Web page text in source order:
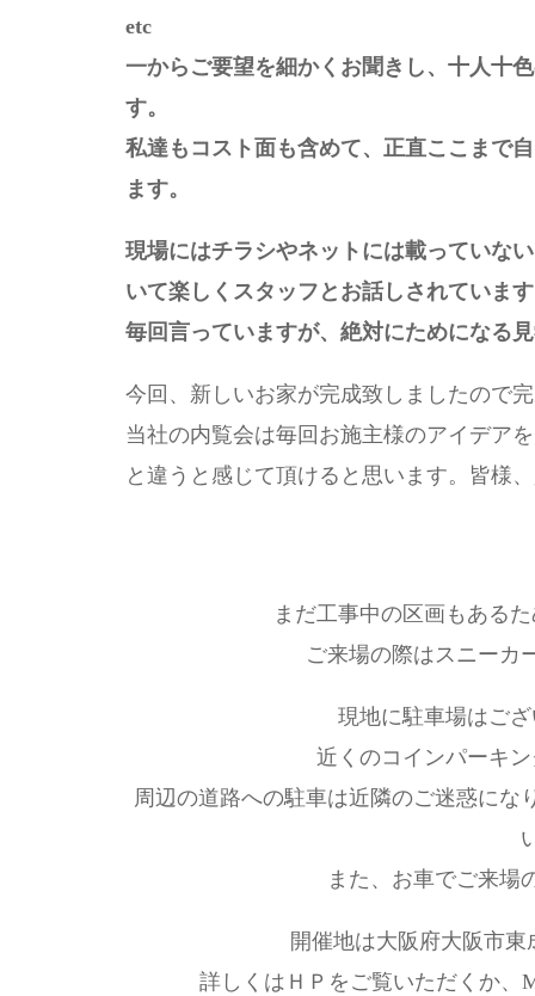
etc
一からご要望を細かくお聞きし、十人十
す。
私達もコスト面も含めて、正直ここまで
ます。
現場にはチラシやネットには載っていな
いて楽しくスタッフとお話しされていま
毎回言っていますが、絶対にためになる
今回、新しいお家が完成致しましたので
当社の内覧会は毎回お施主様のアイデア
と違うと感じて頂けると思います。皆様
まだ工事中の区画もある
ご来場の際はスニーカ
現地に駐車場はご
近くのコインパーキ
周辺の道路への駐車は近隣のご迷惑に
また、お車でご来場
開催地は大阪府大阪市
詳しくはＨＰをご覧いただくか、